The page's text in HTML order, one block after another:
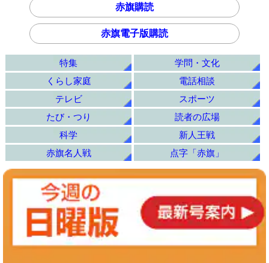
赤旗購読
赤旗電子版購読
特集
学問・文化
くらし家庭
電話相談
テレビ
スポーツ
たび・つり
読者の広場
科学
新人王戦
赤旗名人戦
点字「赤旗」